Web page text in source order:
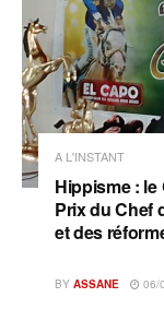
A L'INSTANT
Hippisme : le
Prix du Chef
et des
BY ASSANE 06/